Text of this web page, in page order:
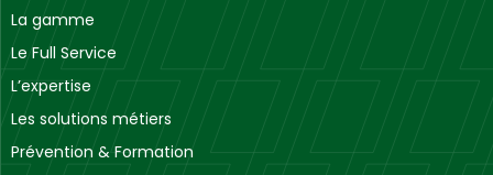
La gamme
Le Full Service
L’expertise
Les solutions métiers
Prévention & Formation